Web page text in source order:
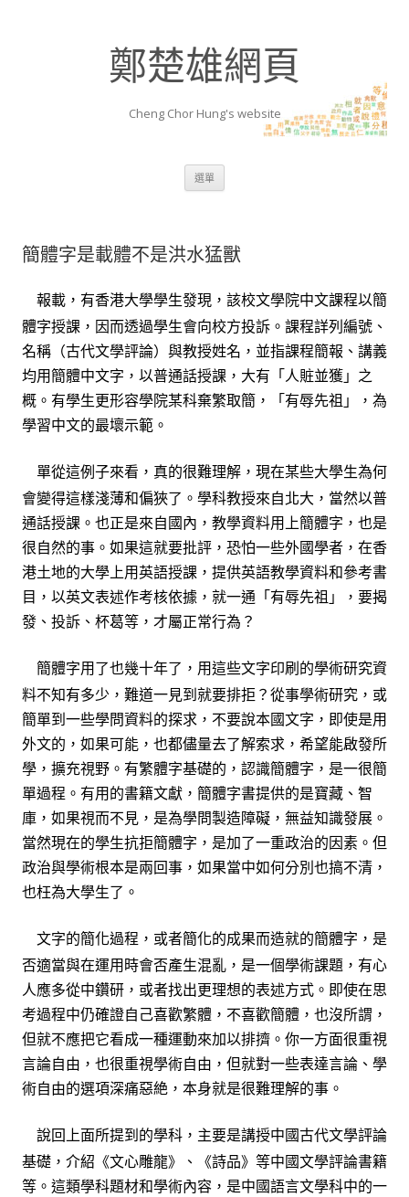
鄭楚雄網頁
Cheng Chor Hung's website
選單
簡體字是載體不是洪水猛獸
報載，有香港大學學生發現，該校文學院中文課程以簡
體字授課，因而透過學生會向校方投訴。課程詳列編號、
名稱（古代文學評論）與教授姓名，並指課程簡報、講義
均用簡體中文字，以普通話授課，大有「人賍並獲」之
概。有學生更形容學院某科棄繁取簡，「有辱先祖」，為
學習中文的最壞示範 。
單從這例子來看，真的很難理解，現在某些大學生為何
會變得這樣淺薄和偏狹了。學科教授來自北大，當然以普
通話授課。也正是來自國內，教學資料用上簡體字，也是
很自然的事。如果這就要批評，恐怕一些外國學者，在香
港土地的大學上用英語授課，提供英語教學資料和參考書
目，以英文表述作考核依據，就一通「有辱先祖」，要揭
發、投訴、杯葛等，才屬正常行為？
簡體字用了也幾十年了，用這些文字印刷的學術研究資
料不知有多少，難道一見到就要排拒？從事學術研究，或
簡單到一些學問資料的探求，不要說本國文字，即使是用
外文的，如果可能，也都儘量去了解索求，希望能啟發所
學，擴充視野。有繁體字基礎的，認識簡體字，是一很簡
單過程。有用的書籍文獻，簡體字書提供的是寶藏、智
庫，如果視而不見，是為學問製造障礙，無益知識發展。
當然現在的學生抗拒簡體字，是加了一重政治的因素。但
政治與學術根本是兩回事，如果當中如何分別也搞不清，
也枉為大學生了。
文字的簡化過程，或者簡化的成果而造就的簡體字，是
否適當與在運用時會否產生混亂 ，是一個學術課題，有心
人應多從中鑽研，或者找出更理想的表述方式。即使在思
考過程中仍確證自己喜歡繁體，不喜歡簡體，也沒所謂，
但就不應把它看成一種運動來加以排擠。你一方面很重視
言論自由，也很重視學術自由，但就對一些表達言論、學
術自由的選項深痛惡絶，本身就是很難理解的事。
說回上面所提到的學科，主要是講授中國古代文學評論
基礎，介紹《文心雕龍》、《詩品》等中國文學評論書籍
等。這類學科題材和學術內容，是中國語言文學科中的一